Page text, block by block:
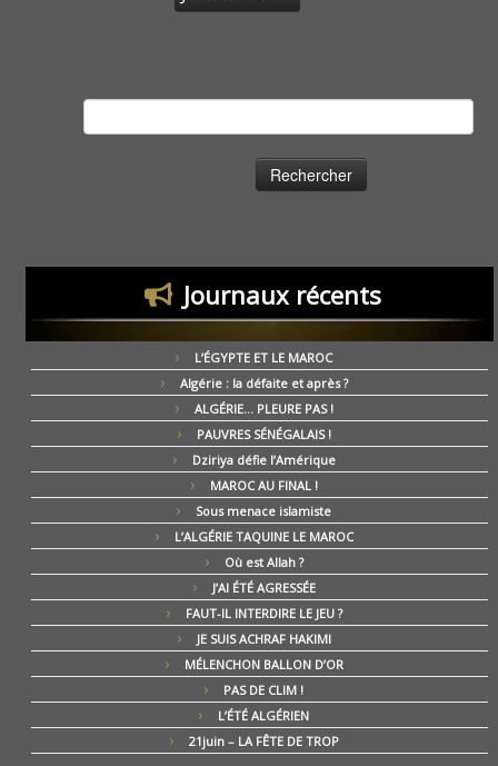
Journaux récents
L’ÉGYPTE ET LE MAROC
Algérie : la défaite et après ?
ALGÉRIE… PLEURE PAS !
PAUVRES SÉNÉGALAIS !
Dziriya défie l’Amérique
MAROC AU FINAL !
Sous menace islamiste
L’ALGÉRIE TAQUINE LE MAROC
Où est Allah ?
J’AI ÉTÉ AGRESSÉE
FAUT-IL INTERDIRE LE JEU ?
JE SUIS ACHRAF HAKIMI
MÉLENCHON BALLON D’OR
PAS DE CLIM !
L’ÉTÉ ALGÉRIEN
21juin – LA FÊTE DE TROP